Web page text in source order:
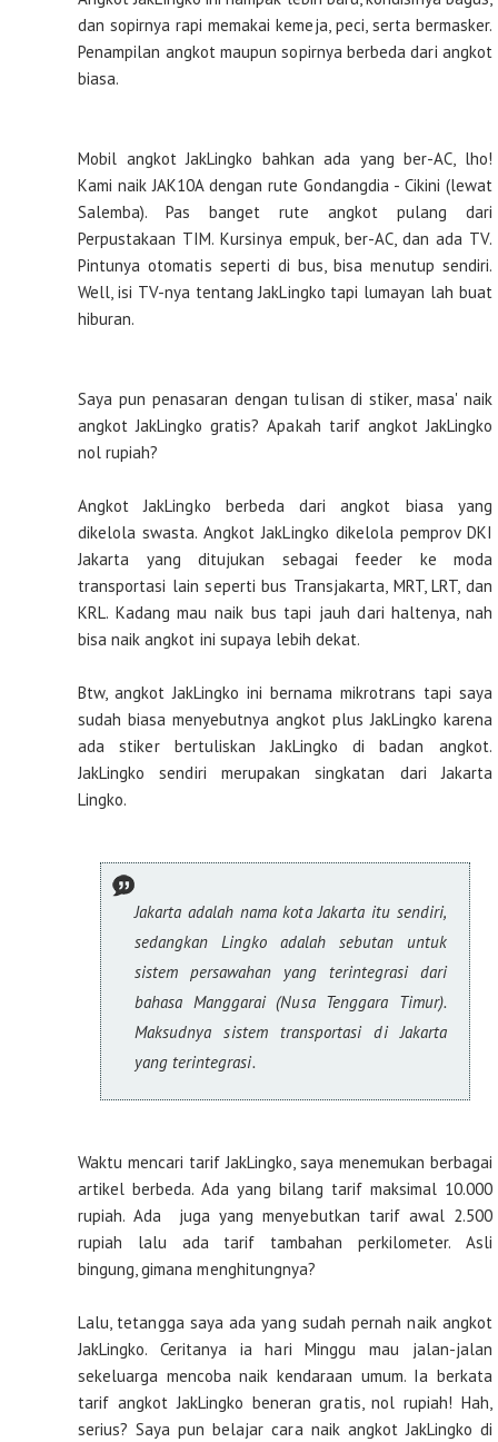
dan sopirnya rapi memakai kemeja, peci, serta bermasker.
Penampilan angkot maupun sopirnya berbeda dari angkot
biasa.
Mobil angkot JakLingko bahkan ada yang ber-AC, lho!
Kami naik JAK10A dengan rute Gondangdia - Cikini (lewat
Salemba). Pas banget rute angkot pulang dari
Perpustakaan TIM. Kursinya empuk, ber-AC, dan ada TV.
Pintunya otomatis seperti di bus, bisa menutup sendiri.
Well, isi TV-nya tentang JakLingko tapi lumayan lah buat
hiburan.
Saya pun penasaran dengan tulisan di stiker, masa' naik
angkot JakLingko gratis? Apakah tarif angkot JakLingko
nol rupiah?
Angkot JakLingko berbeda dari angkot biasa yang
dikelola swasta. Angkot JakLingko dikelola pemprov DKI
Jakarta yang ditujukan sebagai feeder ke moda
transportasi lain seperti bus Transjakarta, MRT, LRT, dan
KRL. Kadang mau naik bus tapi jauh dari haltenya, nah
bisa naik angkot ini supaya lebih dekat.
Btw, angkot JakLingko ini bernama mikrotrans tapi saya
sudah biasa menyebutnya angkot plus JakLingko karena
ada stiker bertuliskan JakLingko di badan angkot.
JakLingko sendiri merupakan singkatan dari Jakarta
Lingko.
Jakarta adalah nama kota Jakarta itu sendiri,
sedangkan Lingko adalah sebutan untuk
sistem persawahan yang terintegrasi dari
bahasa Manggarai (Nusa Tenggara Timur).
Maksudnya sistem transportasi di Jakarta
yang terintegrasi.
Waktu mencari tarif JakLingko, saya menemukan berbagai
artikel berbeda. Ada yang bilang tarif maksimal 10.000
rupiah. Ada juga yang menyebutkan tarif awal 2.500
rupiah lalu ada tarif tambahan perkilometer. Asli
bingung, gimana menghitungnya?
Lalu, tetangga saya ada yang sudah pernah naik angkot
JakLingko. Ceritanya ia hari Minggu mau jalan-jalan
sekeluarga mencoba naik kendaraan umum. Ia berkata
tarif angkot JakLingko beneran gratis, nol rupiah! Hah,
serius? Saya pun belajar cara naik angkot JakLingko di